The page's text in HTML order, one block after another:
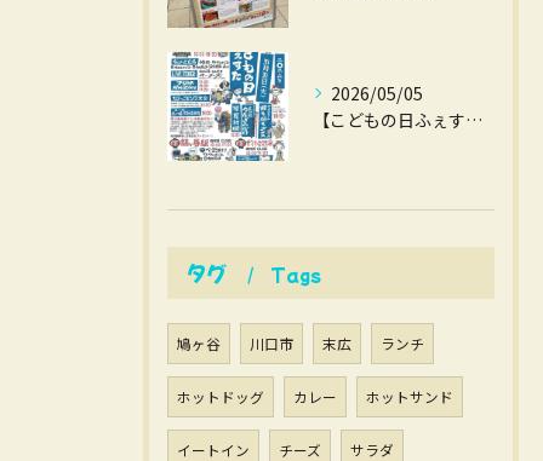
2026/05/05
【こどもの日ふぇすた】
タグ Tags
鳩ヶ谷 川口市 末広 ランチ
ホットドッグ カレー ホットサンド
イートイン チーズ サラダ